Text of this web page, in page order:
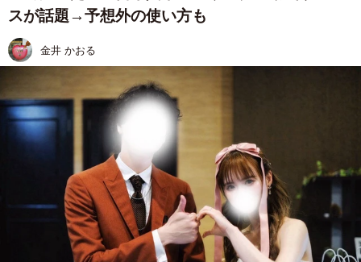
スが話題→予想外の使い方も
金井 かおる